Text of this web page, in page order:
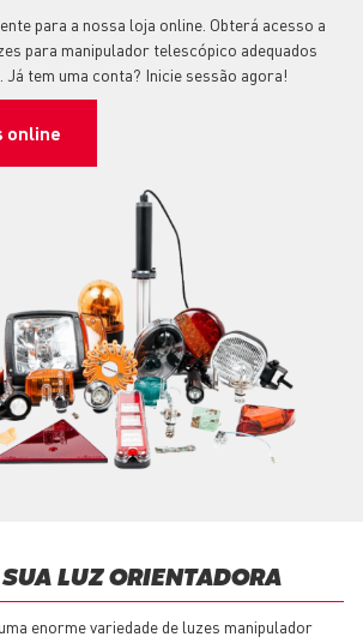
para a nossa loja online. Obterá acesso a
para manipulador telescópico adequados
Já tem uma conta? Inicie sessão agora!
online
LUZ ORIENTADORA
enorme variedade de luzes manipulador